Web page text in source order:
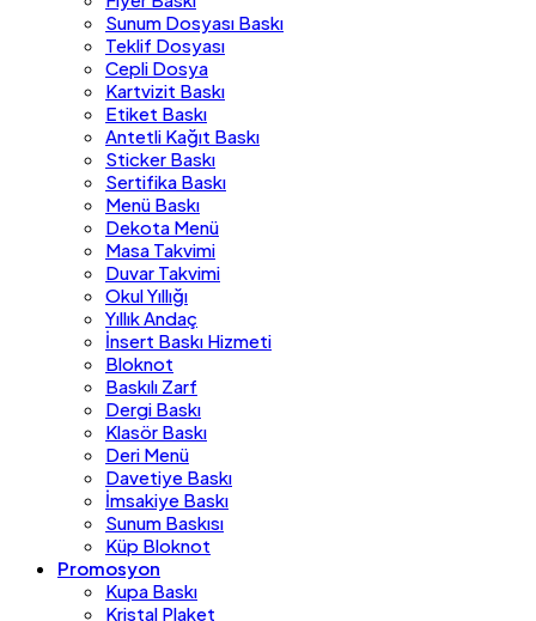
Sunum Dosyası Baskı
Teklif Dosyası
Cepli Dosya
Kartvizit Baskı
Etiket Baskı
Antetli Kağıt Baskı
Sticker Baskı
Sertifika Baskı
Menü Baskı
Dekota Menü
Masa Takvimi
Duvar Takvimi
Okul Yıllığı
Yıllık Andaç
İnsert Baskı Hizmeti
Bloknot
Baskılı Zarf
Dergi Baskı
Klasör Baskı
Deri Menü
Davetiye Baskı
İmsakiye Baskı
Sunum Baskısı
Küp Bloknot
Promosyon
Kupa Baskı
Kristal Plaket